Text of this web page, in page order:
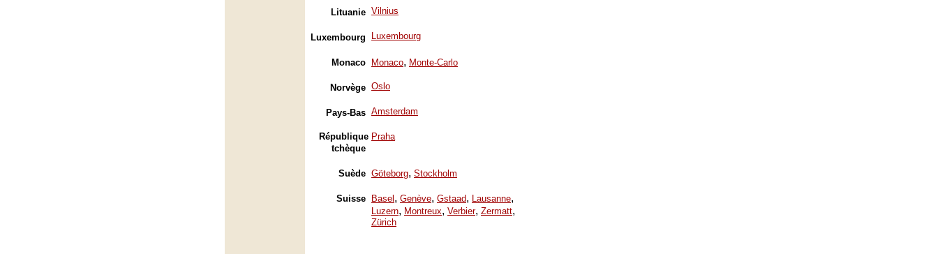
Lituanie Vilnius
Luxembourg Luxembourg
Monaco Monaco, Monte-Carlo
Norvège Oslo
Pays-Bas Amsterdam
République
tchèque
Praha
Suède Göteborg, Stockholm
Suisse Basel , Genève, Gstaad, Lausanne,
Luzern, Montreux, Verbier, Zermatt,
Zürich